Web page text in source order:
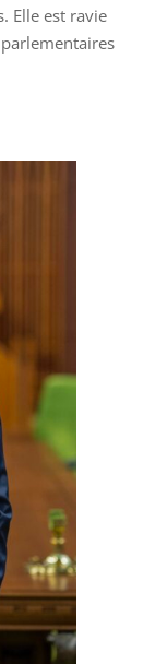
Elle est ravie